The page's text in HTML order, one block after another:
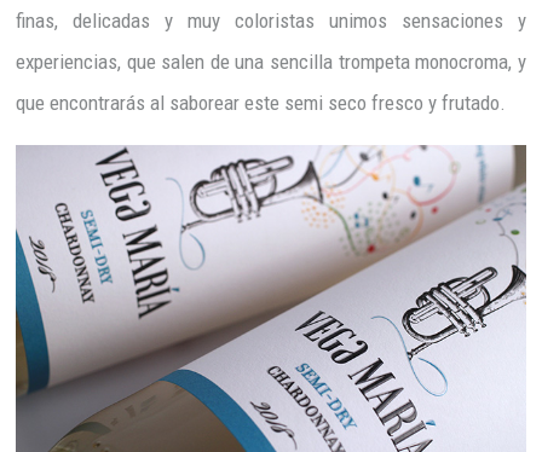
finas, delicadas y muy coloristas unimos sensaciones y
experiencias, que salen de una sencilla trompeta monocroma, y
que encontrarás al saborear este semi seco fresco y frutado.